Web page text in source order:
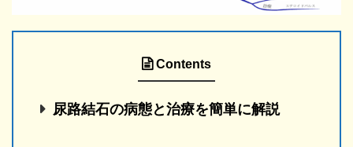
Contents
尿路結石の病態と治療を簡単に解説